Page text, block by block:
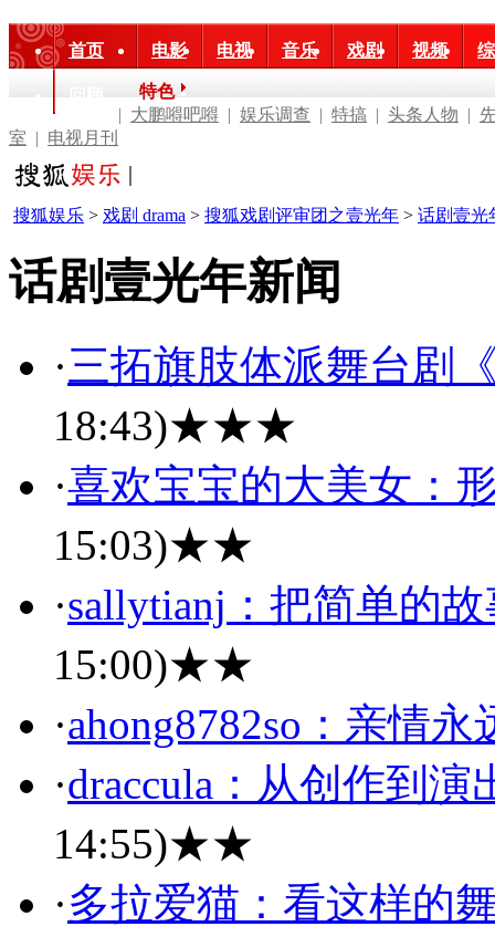
首页 电影 电视 音乐 戏剧 视频
特色
| 大鹏嘚吧嘚 | 娱乐调查 | 特搞 | 头条人物 |
室 | 电视月刊
搜狐娱乐 > 戏剧 drama > 搜狐戏剧评审团之壹光年 > 话剧壹光
话剧壹光年新闻
·三拓旗肢体派舞台剧
18:43)★★★
·喜欢宝宝的大美女：
15:03)★★
·sallytianj：把简单的
15:00)★★
·ahong8782so：亲情
·draccula：从创作到
14:55)★★
·多拉爱猫：看这样的